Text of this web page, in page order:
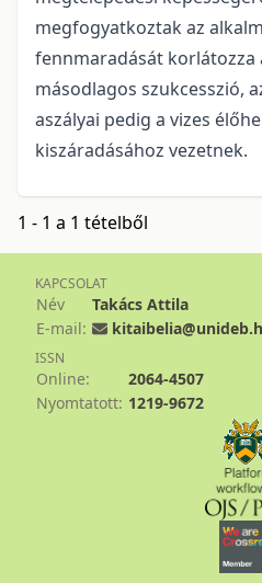
megfogyatkoztak az
fennmaradását korlá­tozza
másodlagos szukcesszió,
aszályai pedig a vizes
kiszáradásához vezetnek.
1 - 1 a 1 tételből
KAPCSOLAT
Név
Takács Attila
E-mail:
ISSN
Online:
2064-4507
Nyomtatott: 1219-9672